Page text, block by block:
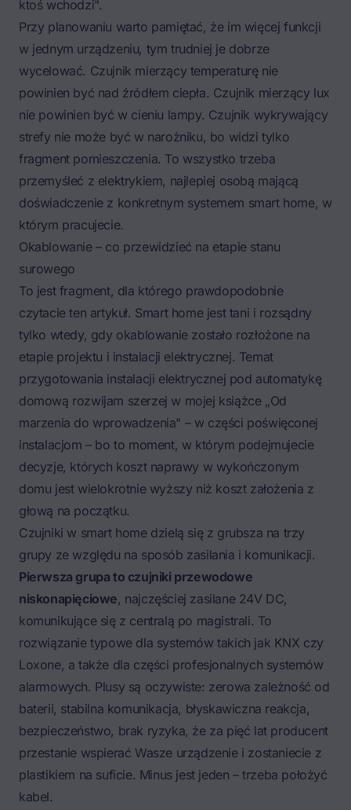
ktoś wchodzi".
Przy planowaniu warto pamiętać, że im więcej funkcji
w jednym urządzeniu, tym trudniej je dobrze
wycelować. Czujnik mierzący temperaturę nie
powinien być nad źródłem ciepła. Czujnik mierzący lux
nie powinien być w cieniu lampy. Czujnik wykrywający
strefy nie może być w narożniku, bo widzi tylko
fragment pomieszczenia. To wszystko trzeba
przemyśleć z elektrykiem, najlepiej osobą mającą
doświadczenie z konkretnym systemem smart home, w
którym pracujecie.
Okablowanie – co przewidzieć na etapie stanu
surowego
To jest fragment, dla którego prawdopodobnie
czytacie ten artykuł. Smart home jest tani i rozsądny
tylko wtedy, gdy okablowanie zostało rozłożone na
etapie projektu i instalacji elektrycznej. Temat
przygotowania instalacji elektrycznej pod automatykę
domową rozwijam szerzej w mojej książce „Od
marzenia do wprowadzenia" – w części poświęconej
instalacjom – bo to moment, w którym podejmujecie
decyzje, których koszt naprawy w wykończonym
domu jest wielokrotnie wyższy niż koszt założenia z
głową na początku.
Czujniki w smart home dzielą się z grubsza na trzy
grupy ze względu na sposób zasilania i komunikacji.
Pierwsza grupa to czujniki przewodowe
niskonapięciowe, najczęściej zasilane 24V DC,
komunikujące się z centralą po magistrali. To
rozwiązanie typowe dla systemów takich jak KNX czy
Loxone, a także dla części profesjonalnych systemów
alarmowych. Plusy są oczywiste: zerowa zależność od
baterii, stabilna komunikacja, błyskawiczna reakcja,
bezpieczeństwo, brak ryzyka, że za pięć lat producent
przestanie wspierać Wasze urządzenie i zostaniecie z
plastikiem na suficie. Minus jest jeden – trzeba położyć
kabel.